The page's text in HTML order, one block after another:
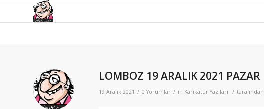
LOMBOZ 19 ARALIK 2021 PAZAR
19 Aralık 2021 / 0 Yorumlar / in Karikatür Yazıları / tarafından